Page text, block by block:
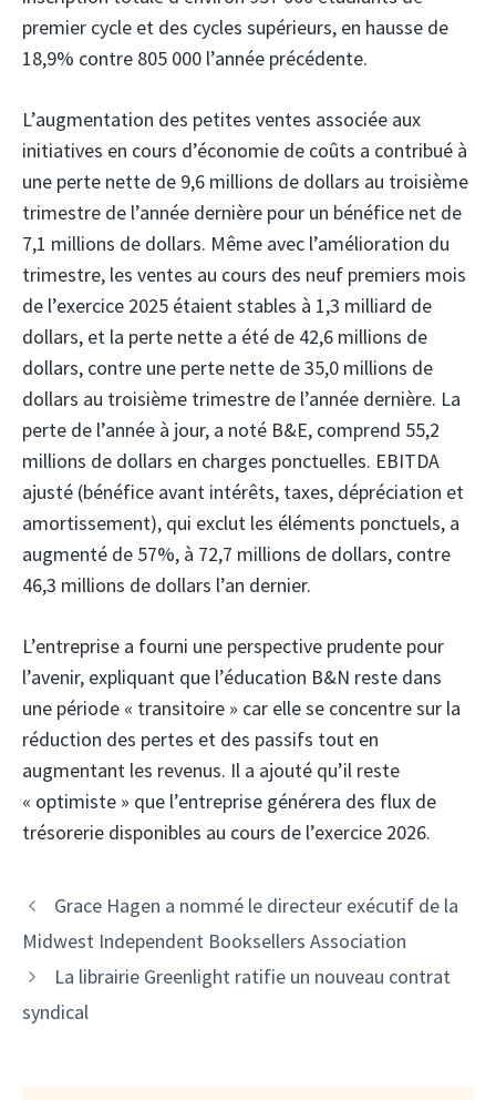
premier cycle et des cycles supérieurs, en hausse de
18,9% contre 805 000 l’année précédente.
L’augmentation des petites ventes associée aux
initiatives en cours d’économie de coûts a contribué à
une perte nette de 9,6 millions de dollars au troisième
trimestre de l’année dernière pour un bénéfice net de
7,1 millions de dollars. Même avec l’amélioration du
trimestre, les ventes au cours des neuf premiers mois
de l’exercice 2025 étaient stables à 1,3 milliard de
dollars, et la perte nette a été de 42,6 millions de
dollars, contre une perte nette de 35,0 millions de
dollars au troisième trimestre de l’année dernière. La
perte de l’année à jour, a noté B&E, comprend 55,2
millions de dollars en charges ponctuelles. EBITDA
ajusté (bénéfice avant intérêts, taxes, dépréciation et
amortissement), qui exclut les éléments ponctuels, a
augmenté de 57%, à 72,7 millions de dollars, contre
46,3 millions de dollars l’an dernier.
L’entreprise a fourni une perspective prudente pour
l’avenir, expliquant que l’éducation B&N reste dans
une période « transitoire » car elle se concentre sur la
réduction des pertes et des passifs tout en
augmentant les revenus. Il a ajouté qu’il reste
« optimiste » que l’entreprise générera des flux de
trésorerie disponibles au cours de l’exercice 2026.
Grace Hagen a nommé le directeur exécutif de la
Midwest Independent Booksellers Association
La librairie Greenlight ratifie un nouveau contrat
syndical